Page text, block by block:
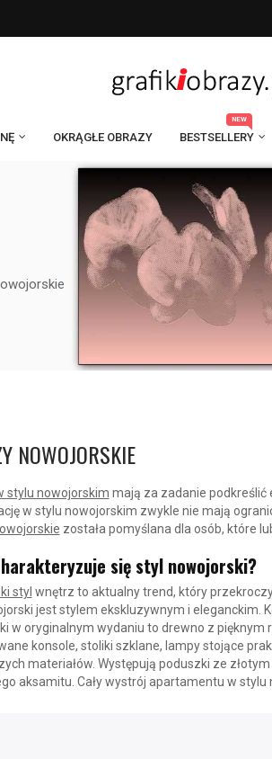
OKRĄGŁE OBRAZY BESTSELLERY
NEW
NOWOJORSKIE
stylu nowojorskim mają za zadanie podkreślić
w stylu nowojorskim zwykle nie mają
została pomyślana dla osób, które
się styl nowojorski?
styl wnętrz to aktualny trend, który
jest stylem ekskluzywnym i eleganckim.
w oryginalnym wydaniu to drewno z pięknym
konsole, stoliki szklane, lampy stojące
materiałów. Występują poduszki ze
aksamitu. Cały wystrój apartamentu w